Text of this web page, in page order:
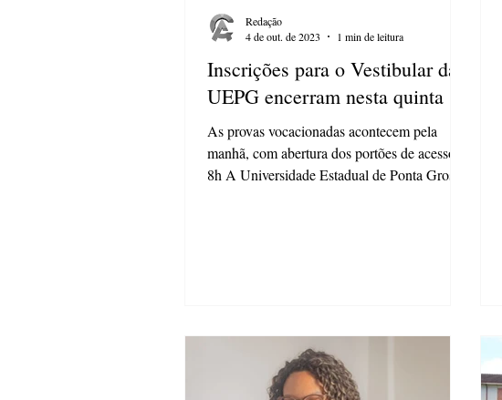
Inscrições para o Vestibular da
UEPG encerram nesta quinta
As provas vocacionadas acontecem pela
manhã, com abertura dos portões de acesso às
8h A Universidade Estadual de Ponta Grossa
Redação
4 de out. de 2023
1 min de leitura